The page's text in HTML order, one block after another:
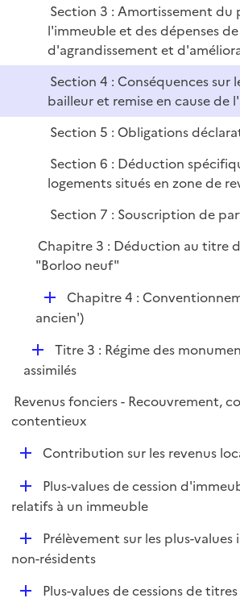
r
Section 3 : Amortissement
l'immeuble et des dépenses
d'agrandissement et
Section 4 : Conséquences sur
bailleur et remise en cause de
Section 5 : Obligations
Section 6 : Déduction
logements situés en zone de
Section 7 : Souscription de
Chapitre 3 : Déduction au titre
"Borloo neuf"
D
é
l
i
r
Chapitre 4 :
ancien')
D
é
l
i
e
Titre 3 : Régime des
assimilés
Revenus fonciers - Recouvrement,
contentieux
D
l
Contribution sur les revenus
D
é
i
Plus-values de cession
relatifs à un immeuble
D
é
Prélèvement sur les plus-
non-résidents
DPlus-values de cessions de